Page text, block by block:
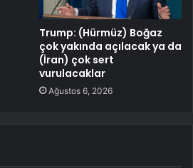
Trump: (Hürmüz) Boğaz
çok yakında açılacak ya da
(İran) çok sert
vurulacaklar
Ağustos 6, 2026